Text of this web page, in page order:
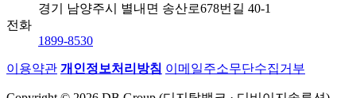
경기 남양주시 별내면 송산로678번길 40-1
전화
1899-8530
이용약관 개인정보처리방침 이메일주소무단수집거부